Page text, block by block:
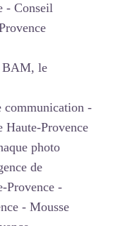
- Conseil
BAM, le
communication -
Haute-Provence
photo
de
Provence -
- Mousse